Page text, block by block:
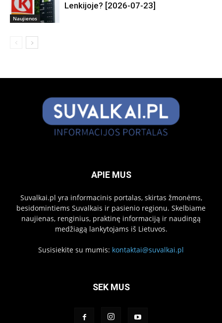
Naujienos
Lenkijoje? [2026-07-23]
APIE MUS
Suvalkai.pl yra informacinis portalas, skirtas žmonėms,
besidomintiems Suvalkais ir pasienio regionu. Skelbiame
naujienas, renginius, praktinę informaciją ir naudingą
medžiagą lankytojams iš Lietuvos.
Susisiekite su mumis: kontaktai@suvalkai.pl
SEK MUS